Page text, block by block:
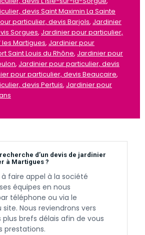
devis Saint Maximin La Sainte
particulier, devis Barjols, Jardinier
Sorgues, Jardinier pour particulier,
Martigues, Jardinier pour
Saint Louis du Rhône, Jardinier pour
, Jardinier pour particulier, devis
pour particulier, devis Beaucaire,
devis Pertuis, Jardinier pour
d’un devis de jardinier
à Martigues ?
à faire appel à la société
équipes en nous
téléphone ou via le
Nous reviendrons vers
plus brefs délais afin de vous
prestations.